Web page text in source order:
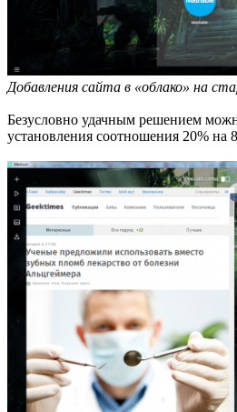
Добавления сайта в «облако» на
Безусловно удачным решением
установления соотношения 20% на